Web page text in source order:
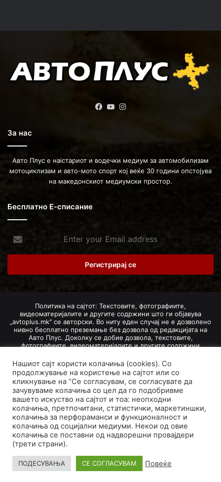
Facebook
YouTube
За нас
Авто Плус е наістариот и водечки медиум за автомобилизам
мотоциклизам и авто-мото спорт кој веќе 30 години опстојува
на македонскиот медиумски простор.
Бесплатно Е-списание
your
Email
Политика на сајтот: Текстовите, фотографиите,
видеоматеријалите и другите содржини што ги објавува
„avtoplus.mk" се авторски. Во ниту еден случај не е дозволено
нивно бесплатно преземање без дозвола од редакцијата на
Авто Плус. Доколку се добие дозвола, текстовите,
фотографиите, видеоматеријалите и другите содржини
изворот и авторот со вметнување на директна интернет-врска
(линк) до оригиналната содржина на „avtoplus.mk". При
добивање на одобрување од редакцијата за превземање на
текст, може да се превземе само дел од новинарско дело
насловот, придружната фотографија (односно насловната
фотографија) и воведниот дел на текстот, познат како „лид".
Преземање содржини од „avtoplus.mk" надвор од овие услови
не е дозволено и подложи на санкционирање согласно
Законот за авторски и сродни права.
Developed by PROCESS IN. Hosted byGoHost.
Политика за приватност
Политика на колачиња
Нашиот сајт користи колачиња (cookies). Со
продолжување на користење на сајтот или со
кликнување на “Се согласувам, се согласувате да
зачувуваме колачиња со цел да го подобривме
вашето искуство на сајтот и тоа: неопходни
колачиња, претпочитани, статистички, маркетиншки,
колачиња за перфораманси и функционалност и
колачиња од социјални медиуми. Некои од овие
колачиња се поставни од надворешни провајдери
(трети страни).
ПОДЕСУВАЊА СЕ СОГЛАСУВАМ Повеќе